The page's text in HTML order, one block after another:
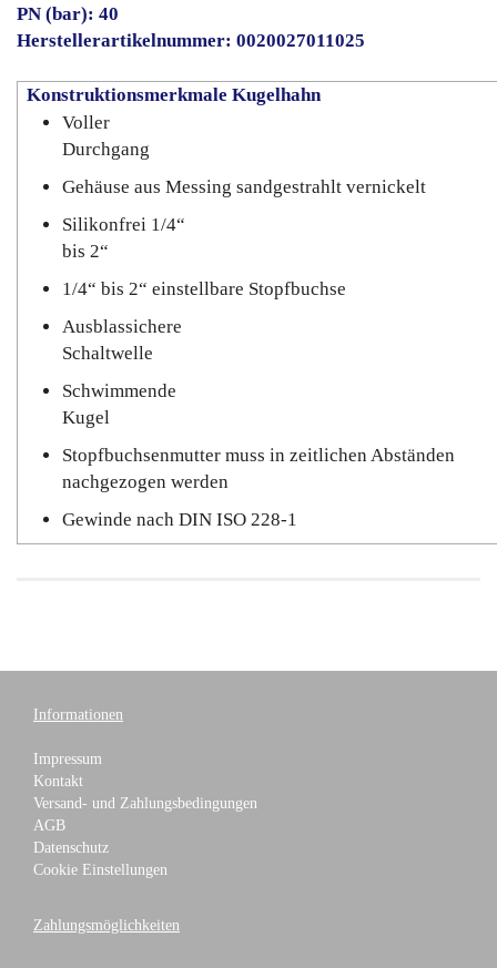
PN (bar): 40
Herstellerartikelnummer: 0020027011025
Konstruktionsmerkmale Kugelhahn
Voller
Durchgang
Gehäuse aus Messing sandgestrahlt vernickelt
Silikonfrei 1/4“
bis 2“
1/4“ bis 2“ einstellbare Stopfbuchse
Ausblassichere
Schaltwelle
Schwimmende
Kugel
Stopfbuchsenmutter muss in zeitlichen Abständen
nachgezogen werden
Gewinde nach DIN ISO 228-1
Informationen
Impressum
Kontakt
Versand- und Zahlungsbedingungen
AGB
Datenschutz
Cookie Einstellungen
Zahlungsmöglichkeiten